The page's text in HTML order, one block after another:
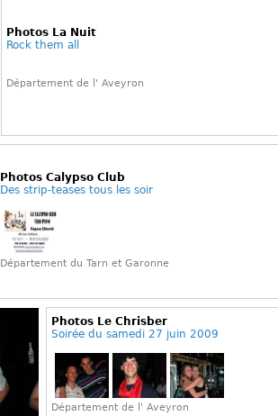
Photos La Nuit
Rock them all
Département de l' Aveyron
Photos Calypso Club
Des strip-teases tous les soir
Département du Tarn et Garonne
Photos Le Chrisber
Soirée du samedi 27 juin 2009
Département de l' Aveyron